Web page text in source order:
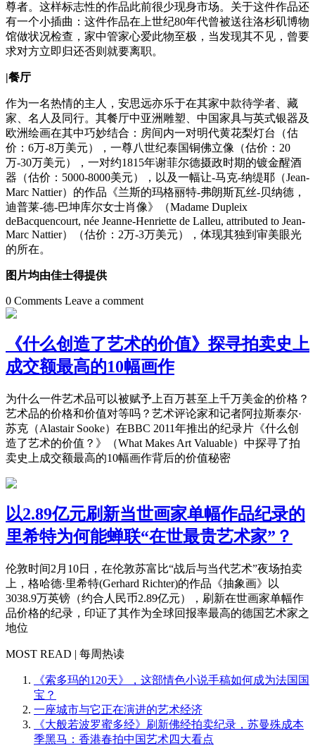
尊者。这样标志性的作品此前很少现身市场。关于这件作品还
有一个小插曲：这件作品在上世纪80年代曾被送往洛杉矶博物
馆做状况检查，家中管家心爱此物至极，当发现其不见，曾要
求对方立即归还否则就要离职。
|餐厅
作为一名热情的主人，安思远亦乐于在其家中款待学者、藏
家、名人及同行。其餐厅中亚洲雕塑、中国家具与英式银器及
欧洲绘画在其中巧妙结合：房间内一对明代黄花梨灯台（估
价：6万-8万美元），一尊八世纪泰国铜佛立像（估价：20
万-30万美元），一对约1815年谢菲尔德摄政时期的镀金醒酒
器（估价：5000-8000美元），以及一幅让-马克-纳缇耶（Jean-
Marc Nattier）的作品《兰斯的玛格丽特-弗朗斯瓦丝-贝纳德，
迪普莱-德-巴坤库尔女士肖像》（Madame Dupleix
deBacquencourt, née Jeanne-Henriette de Lalleu, attributed to Jean-
Marc Nattier）（估价：2万-3万美元），体现其独到审美眼光
的所在。
图片均由佳士得提供
0 Comments Leave a comment
《什么创造了艺术的价值》探寻拍卖史上
成交额最高的10幅画作
为什么一件艺术品可以被赋予上百万甚至上千万美金的价格？
艺术品的价格和价值对等吗？艺术评论家和记者阿拉斯泰尔·
苏克（Alastair Sooke）在BBC 2011年推出的纪录片《什么创
造了艺术的价值？》（What Makes Art Valuable）中探寻了拍
卖史上成交额最高的10幅画作背后的价值秘密
以2.89亿元刷新当世画家单幅作品纪录的
里希特为何能蝉联“在世最贵艺术家”？
伦敦时间2月10日，在伦敦苏富比“战后与当代艺术”夜场拍卖
上，格哈德·里希特(Gerhard Richter)的作品《抽象画》以
3038.9万英镑（约合人民币2.89亿元），刷新在世画家单幅作
品价格的纪录，印证了其作为全球回报率最高的德国艺术家之
地位
MOST READ | 每周热读
《索多玛的120天》，这部情色小说手稿如何成为法国国
宝？
一座城市与它正在演进的艺术经济
《大般若波罗蜜多经》刷新佛经拍卖纪录，苏曼殊成本
季黑马：香港春拍中国艺术四大看点